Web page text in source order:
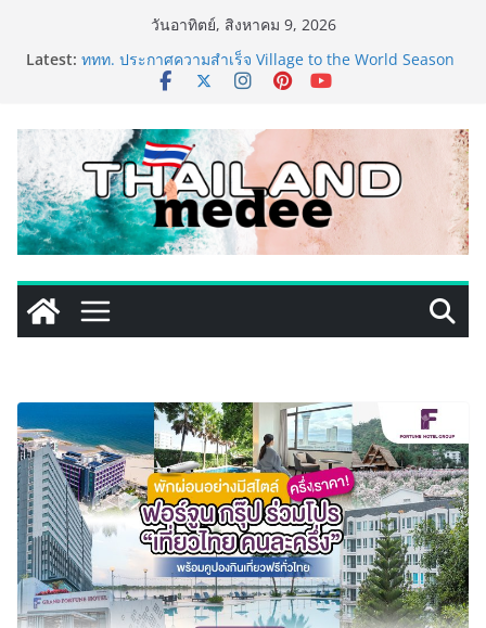
วันอาทิตย์, สิงหาคม 9, 2026
Latest: ททท. ประกาศความสำเร็จ Village to the World Season
5 ผนึก 9 พันธมิตร ขับเคลื่อน ESG Tourism สืบสานพระ
เหิงลี่ แมนูแฟคเจอริ่ง เทคโนโลยี (ไทยแลนด์) เปิดโรงงาน
แห่งใหม่ในชลบุรี เดินหน้าขยายฐานการผลิตสู่เอเชียตะวัน
ออกเฉียงใต้ เสริมแกร่งยุทธศาสตร์ระดับโลก
LORDNINE จัดศึกคนดังสายเกม ไทย ปะทะ ฟิลิปปินส์ ใน
“Rise of the Tenth Lord” เปิดสงครามกิลด์ข้ามประเทศ
ฉลองเซิร์ฟเวอร์ใหม่ เฮเลนา
PIPPER STANDARD® เปิดตัวแชมพูอาบน้ำ และ โฟมอาบ
แห้งสัตว์เลี้ยง ชูนวัตกรรมพลังธรรมชาติ “Zero-Residue”
เลียขนได้ ปลอดภัย ไร้สารตกค้าง
เริ่มแล้ว! อ.ต.ก.แฟร์ 4 ภาค @ภาคกลาง “มนต์เสน่ห์เกษตร
ไทย สู่ใจกลางมหานคร” ชวนชิม ช้อป สินค้าเกษตร